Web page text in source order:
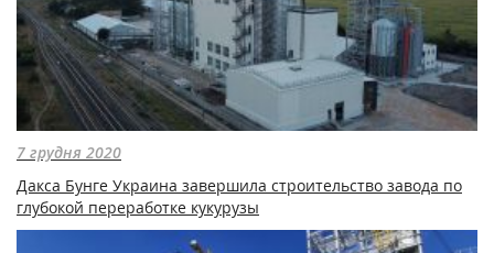
7 грудня 2020
Дакса Бунге Украина завершила строительство завода по
глубокой переработке кукурузы